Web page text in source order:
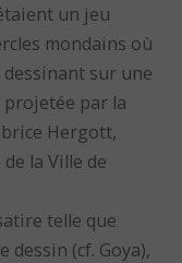
un jeu
mondains où
dessinant sur une
projetée par la
Hergott,
la Ville de
telle que
dessin (cf. Goya),